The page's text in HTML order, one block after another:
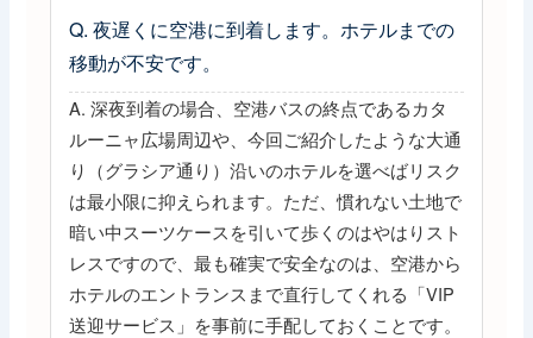
Q. 夜遅くに空港に到着します。ホテルまでの
移動が不安です。
A. 深夜到着の場合、空港バスの終点であるカタ
ルーニャ広場周辺や、今回ご紹介したような大通
り（グラシア通り）沿いのホテルを選べばリスク
は最小限に抑えられます。ただ、慣れない土地で
暗い中スーツケースを引いて歩くのはやはりスト
レスですので、最も確実で安全なのは、空港から
ホテルのエントランスまで直行してくれる「VIP
送迎サービス」を事前に手配しておくことです。